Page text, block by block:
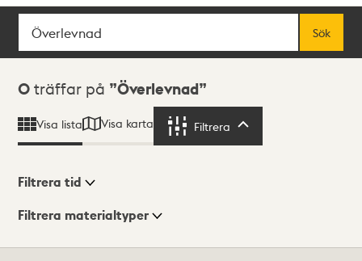
Sök
Sök
Sökresultat
0 träffar på Överlevnad
Visa lista Visa karta Filtrera
Visningsläge
Filtrera tid
Filtrera materialtyper